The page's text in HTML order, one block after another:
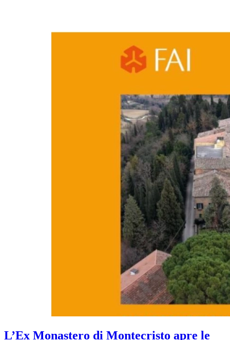
L’Ex Monastero di Montecristo apre le